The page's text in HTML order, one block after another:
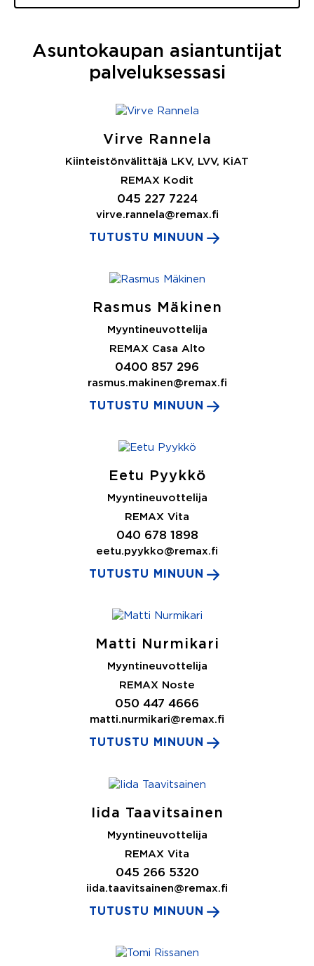
Asuntokaupan asiantuntijat
palveluksessasi
Virve Rannela
Kiinteistönvälittäjä LKV, LVV, KiAT
REMAX Kodit
045 227 7224
virve.rannela@remax.fi
TUTUSTU MINUUN
Rasmus Mäkinen
Myyntineuvottelija
REMAX Casa Alto
0400 857 296
rasmus.makinen@remax.fi
TUTUSTU MINUUN
Eetu Pyykkö
Myyntineuvottelija
REMAX Vita
040 678 1898
eetu.pyykko@remax.fi
TUTUSTU MINUUN
Matti Nurmikari
Myyntineuvottelija
REMAX Noste
050 447 4666
matti.nurmikari@remax.fi
TUTUSTU MINUUN
Iida Taavitsainen
Myyntineuvottelija
REMAX Vita
045 266 5320
iida.taavitsainen@remax.fi
TUTUSTU MINUUN